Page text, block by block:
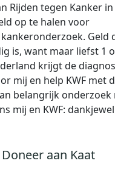
Rijden tegen Kanker in
op te halen voor
Geld
is, want maar liefst 1
krijgt de
mij en help KWF met
belangrijk onderzoek
mij en KWF:
Doneer aan Kaat